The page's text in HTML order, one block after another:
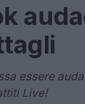
essere
Live!